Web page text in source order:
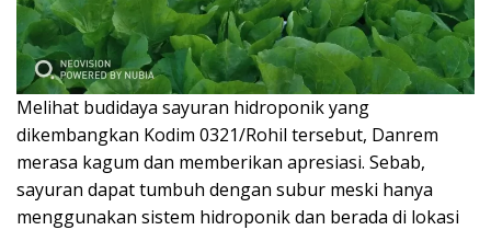
Melihat budidaya sayuran hidroponik yang
dikembangkan Kodim 0321/Rohil tersebut, Danrem
merasa kagum dan memberikan apresiasi. Sebab,
sayuran dapat tumbuh dengan subur meski hanya
menggunakan sistem hidroponik dan berada di lokasi